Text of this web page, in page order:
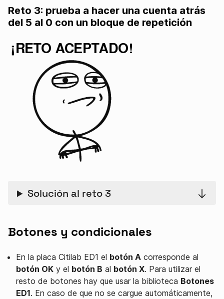
Reto 3: prueba a hacer una cuenta atrás
del 5 al 0 con un bloque de repetición
Solución al reto 3
Botones y condicionales
En la placa Citilab ED1 el botón A corresponde al
botón OK y el botón B al botón X. Para utilizar el
resto de botones hay que usar la biblioteca Botones
ED1. En caso de que no se cargue automáticamente,